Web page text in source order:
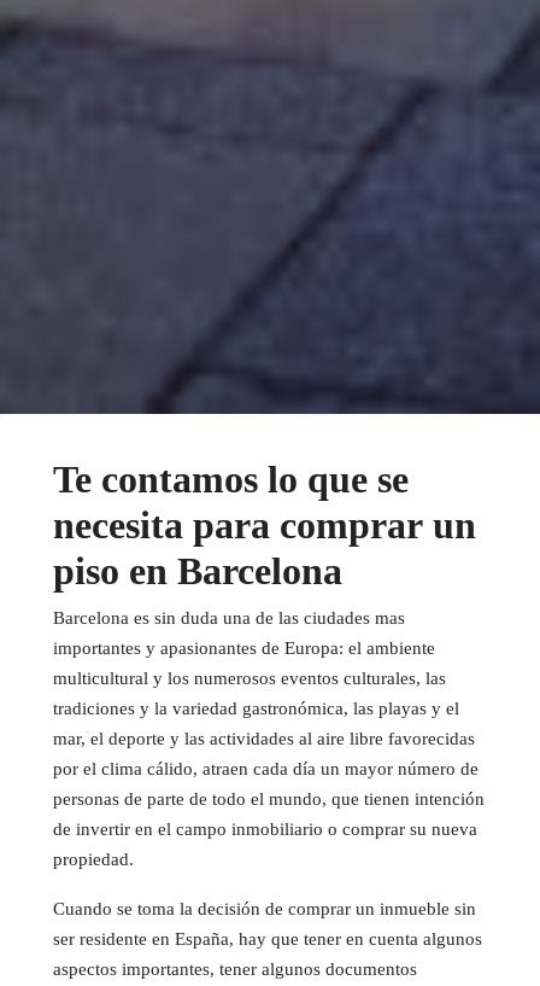
Te contamos lo que se
necesita para comprar un
piso en Barcelona
Barcelona es sin duda una de las ciudades mas
importantes y apasionantes de Europa: el ambiente
multicultural y los numerosos eventos culturales, las
tradiciones y la variedad gastronómica, las playas y el
mar, el deporte y las actividades al aire libre favorecidas
por el clima cálido, atraen cada día un mayor número de
personas de parte de todo el mundo, que tienen intención
de invertir en el campo inmobiliario o comprar su nueva
propiedad.
Cuando se toma la decisión de comprar un inmueble sin
ser residente en España, hay que tener en cuenta algunos
aspectos importantes, tener algunos documentos